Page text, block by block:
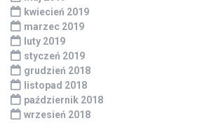
kwiecień 2019
marzec 2019
luty 2019
styczeń 2019
grudzień 2018
listopad 2018
październik 2018
wrzesień 2018